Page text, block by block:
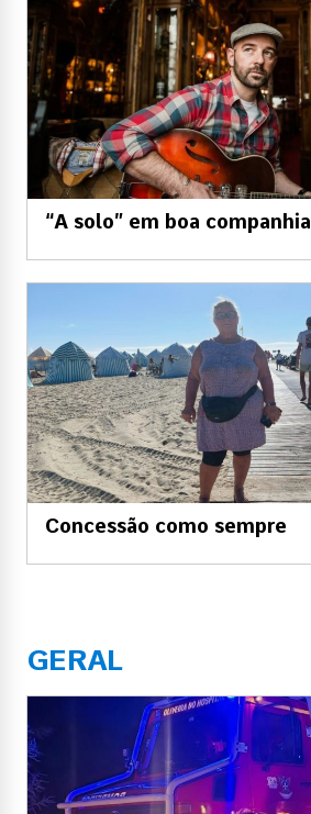
“A solo” em boa companhia
Concessão como sempre
GERAL